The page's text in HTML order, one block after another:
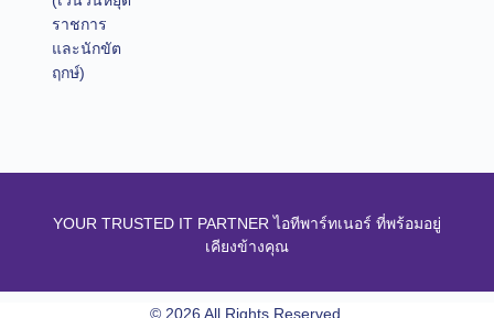
ราชการ
และนักขัต
ฤกษ์)
YOUR TRUSTED IT PARTNER ไอทีพาร์ทเนอร์ ที่พร้อมอยู่
เคียงข้างคุณ
© 2026 All Rights Reserved.